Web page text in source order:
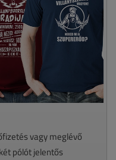
vagy meglévő
pólót jelentős